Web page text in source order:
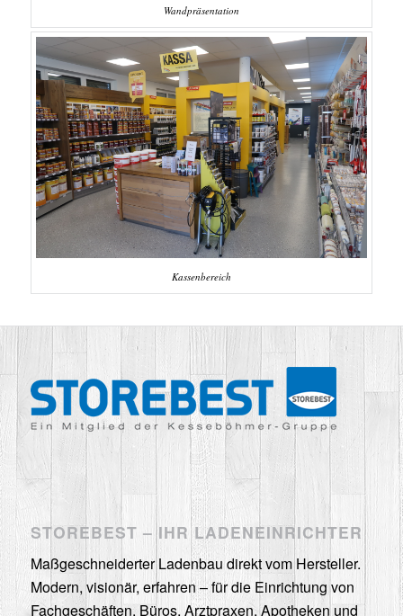
Wandpräsentation
Kassenbereich
STOREBEST – IHR LADENEINRICHTER
Maßgeschneiderter Ladenbau direkt vom Hersteller.
Modern, visionär, erfahren – für die Einrichtung von
Fachgeschäften, Büros, Arztpraxen, Apotheken und